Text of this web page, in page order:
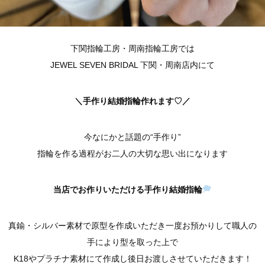
下関指輪工房・周南指輪工房では
JEWEL SEVEN BRIDAL 下関・周南店内にて
＼手作り結婚指輪作れます♡／
今なにかと話題の“手作り”
指輪を作る過程がお二人の大切な思い出になります
当店でお作りいただける手作り結婚指輪
真鍮・シルバー素材で原型を作成いただき一度お預かりして職人の
手により型を取った上で
K18やプラチナ素材にて作成し後日お渡しさせていただきます！